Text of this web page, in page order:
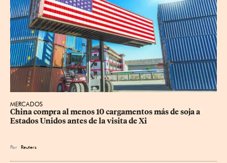
MERCADOS
China compra al menos 10 cargamentos más de soja a
Estados Unidos antes de la visita de Xi
Por Reuters